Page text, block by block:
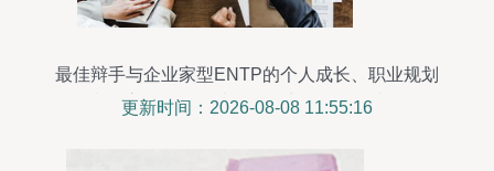
最佳辩手与企业家型ENTP的个人成长、职业规划
和婚恋解析——以个人卫生用品销售为例
更新时间：2026-08-08 11:55:16